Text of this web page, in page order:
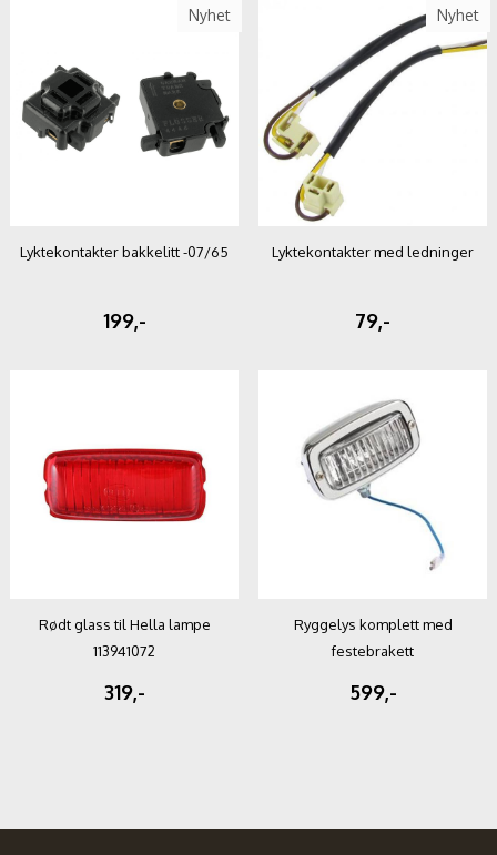
Nyhet
Lyktekontakter bakkelitt -07/65
199,-
Nyhet
Lyktekontakter med ledninger
79,-
Rødt glass til Hella lampe
113941072
319,-
Ryggelys komplett med
festebrakett
599,-